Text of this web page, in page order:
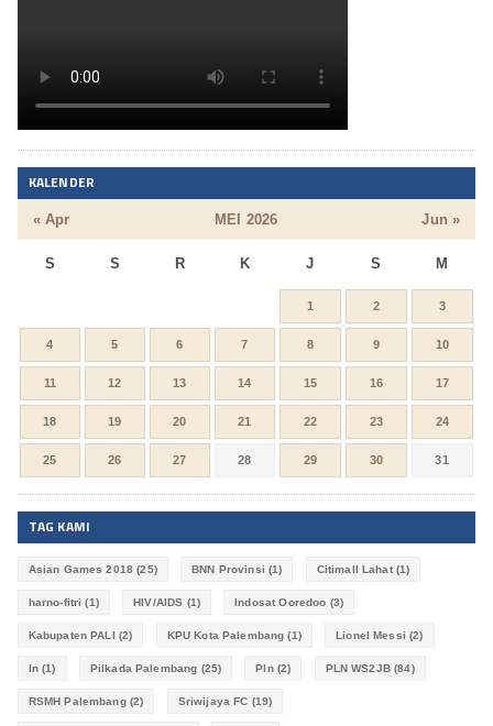
KALENDER
MEI 2026
S S R K J S M
« Apr Jun »
1 2 3
4 5 6 7 8 9 10
11 12 13 14 15 16 17
18 19 20 21 22 23 24
25 26 27 28 29 30 31
TAG KAMI
Asian Games 2018 (25) BNN Provinsi (1) Citimall Lahat(1)
harno-fitri (1) HIV/AIDS (1) Indosat Ooredoo (3)
Kabupaten PALI (2) KPU Kota Palembang (1) Lionel Messi (2)
ln (1) Pilkada Palembang (25) Pln(2) PLN WS2JB(84)
RSMH Palembang(2) Sriwijaya FC (19)